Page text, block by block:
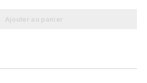
Ajouter au panier